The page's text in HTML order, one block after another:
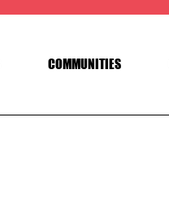
COMMUNITIES